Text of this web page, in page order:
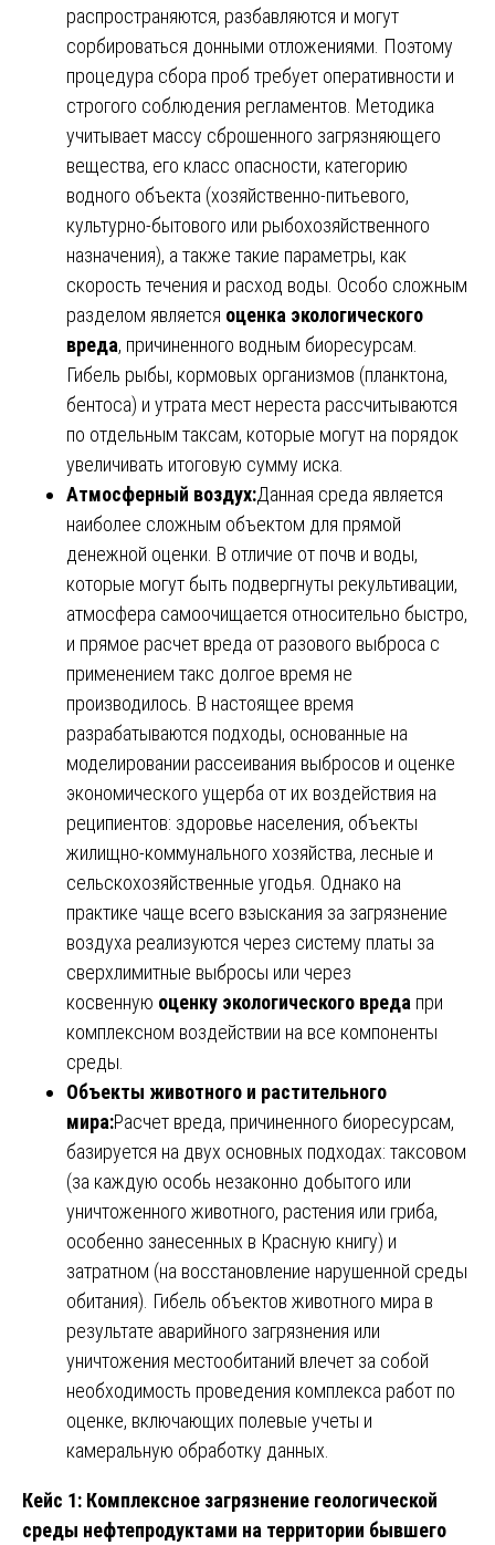
распространяются, разбавляются и могут
сорбироваться донными отложениями. Поэтому
процедура сбора проб требует оперативности и
строгого соблюдения регламентов. Методика
учитывает массу сброшенного загрязняющего
вещества, его класс опасности, категорию
водного объекта (хозяйственно-питьевого,
культурно-бытового или рыбохозяйственного
назначения), а также такие параметры, как
скорость течения и расход воды. Особо сложным
разделом является оценка экологического
вреда, причиненного водным биоресурсам.
Гибель рыбы, кормовых организмов (планктона,
бентоса) и утрата мест нереста рассчитываются
по отдельным таксам, которые могут на порядок
увеличивать итоговую сумму иска.
Атмосферный воздух:Данная среда является
наиболее сложным объектом для прямой
денежной оценки. В отличие от почв и воды,
которые могут быть подвергнуты рекультивации,
атмосфера самоочищается относительно быстро,
и прямое расчет вреда от разового выброса с
применением такс долгое время не
производилось. В настоящее время
разрабатываются подходы, основанные на
моделировании рассеивания выбросов и оценке
экономического ущерба от их воздействия на
реципиентов: здоровье населения, объекты
жилищно-коммунального хозяйства, лесные и
сельскохозяйственные угодья. Однако на
практике чаще всего взыскания за загрязнение
воздуха реализуются через систему платы за
сверхлимитные выбросы или через
косвенную оценку экологического вреда при
комплексном воздействии на все компоненты
среды.
Объекты животного и растительного
мира:Расчет вреда, причиненного биоресурсам,
базируется на двух основных подходах: таксовом
(за каждую особь незаконно добытого или
уничтоженного животного, растения или гриба,
особенно занесенных в Красную книгу) и
затратном (на восстановление нарушенной среды
обитания). Гибель объектов животного мира в
результате аварийного загрязнения или
уничтожения местообитаний влечет за собой
необходимость проведения комплекса работ по
оценке, включающих полевые учеты и
камеральную обработку данных.
Кейс 1: Комплексное загрязнение геологической
среды нефтепродуктами на территории бывшего